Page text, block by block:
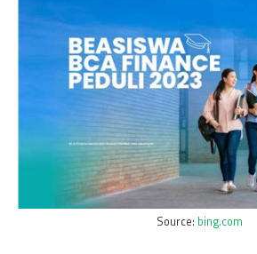
Source: bing.com